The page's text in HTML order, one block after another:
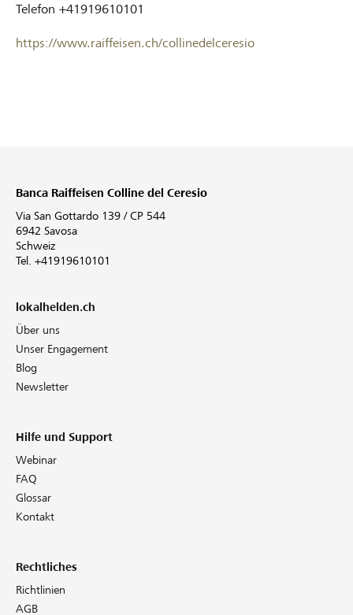
Telefon +41919610101
https://www.raiffeisen.ch/collinedelceresio
Banca Raiffeisen Colline del Ceresio
Via San Gottardo 139 / CP 544
6942 Savosa
Schweiz
Tel. +41919610101
lokalhelden.ch
Über uns
Unser Engagement
Blog
Newsletter
Hilfe und Support
Webinar
FAQ
Glossar
Kontakt
Rechtliches
Richtlinien
AGB